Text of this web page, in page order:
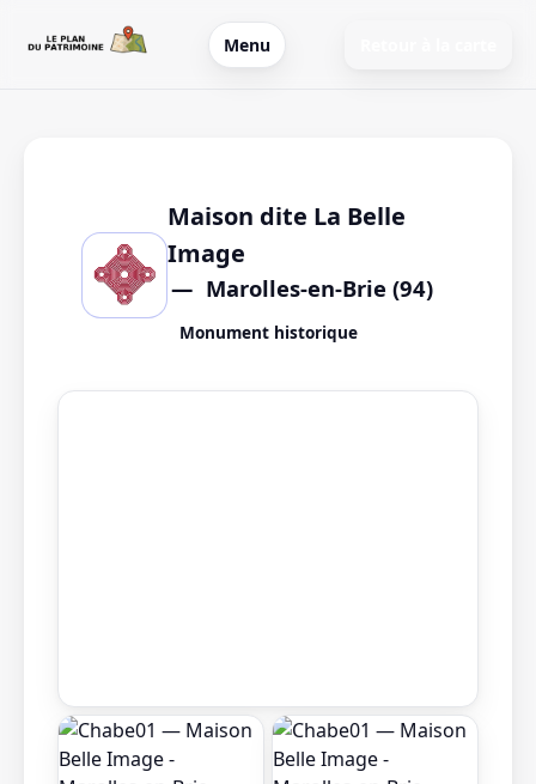
Menu
Maison dite La Belle
Image
Marolles-en-Brie (94)
Monument historique